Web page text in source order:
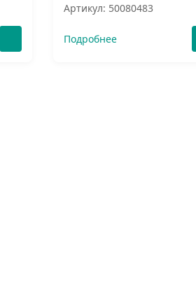
Артикул: 50080483
Подробнее